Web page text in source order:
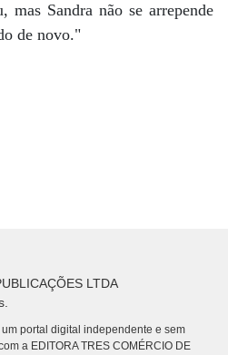
mas Sandra não se arrepende
de novo."
LTDA
um portal digital independente e sem
a EDITORA TRES COMÉRCIO DE